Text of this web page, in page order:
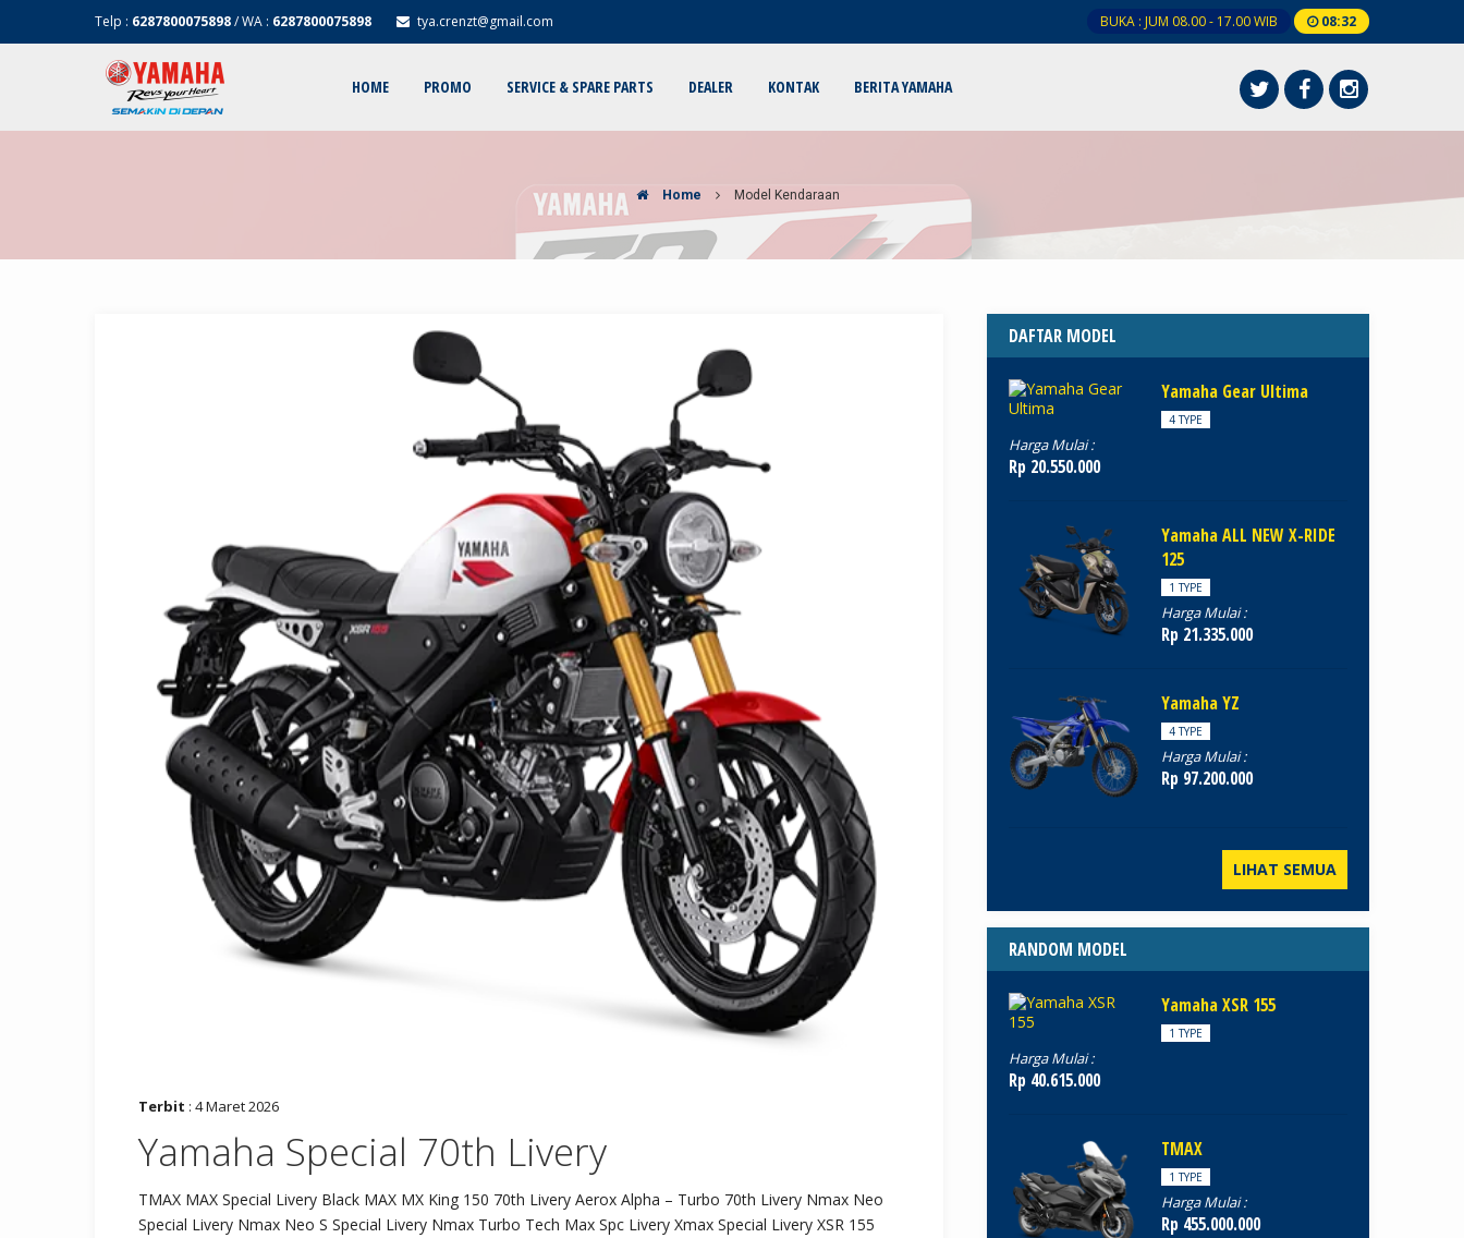
Telp : 6287800075898/ WA : 6287800075898 tya.crenzt@gmail.com BUKA : JUM 08.00 - 17.00 WIB 08:32
HOME PROMO SERVICE & SPARE PARTS DEALER KONTAK BERITA YAMAHA
Home Model Kendaraan
Terbit : 4 Maret 2026
Yamaha Special 70th Livery
TMAX MAX Special Livery Black MAX MX King 150 70th Livery Aerox Alpha – Turbo 70th Livery Nmax Neo
Special Livery Nmax Neo S Special Livery Nmax Turbo Tech Max Spc Livery Xmax Special Livery XSR 155
DAFTAR MODEL
Yamaha Gear Ultima
4 TYPE
Harga Mulai :
Rp 20.550.000
Yamaha ALL NEW X-RIDE
125
1 TYPE
Harga Mulai :
Rp 21.335.000
Yamaha YZ
4 TYPE
Harga Mulai :
Rp 97.200.000
LIHAT SEMUA
RANDOM MODEL
Yamaha XSR 155
1 TYPE
Harga Mulai :
Rp 40.615.000
TMAX
1 TYPE
Harga Mulai :
Rp 455.000.000